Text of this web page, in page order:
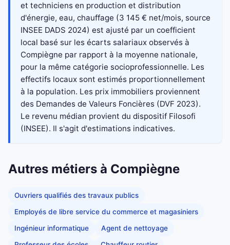
et techniciens en production et distribution
d'énergie, eau, chauffage (3 145 € net/mois, source
INSEE DADS 2024) est ajusté par un coefficient
local basé sur les écarts salariaux observés à
Compiègne par rapport à la moyenne nationale,
pour la même catégorie socioprofessionnelle. Les
effectifs locaux sont estimés proportionnellement
à la population. Les prix immobiliers proviennent
des Demandes de Valeurs Foncières (DVF 2023).
Le revenu médian provient du dispositif Filosofi
(INSEE). Il s'agit d'estimations indicatives.
Autres métiers à Compiègne
Ouvriers qualifiés des travaux publics
Employés de libre service du commerce et magasiniers
Ingénieur informatique Agent de nettoyage